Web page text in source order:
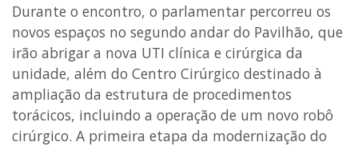
Durante o encontro, o parlamentar percorreu os
novos espaços no segundo andar do Pavilhão, que
irão abrigar a nova UTI clínica e cirúrgica da
unidade, além do Centro Cirúrgico destinado à
ampliação da estrutura de procedimentos
torácicos, incluindo a operação de um novo robô
cirúrgico. A primeira etapa da modernização do